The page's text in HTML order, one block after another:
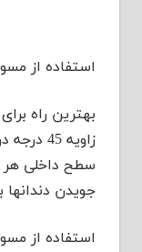
استفاده از
بهترین راه
زاویه
سطح داخلی
جویدن دندانها
استفاده از